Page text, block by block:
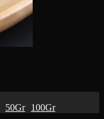
50Gr
100Gr